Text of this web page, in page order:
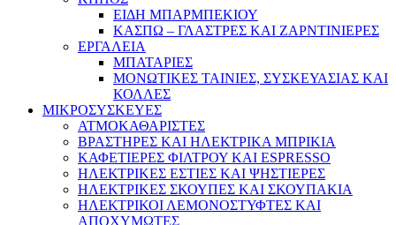
ΕΙΔΗ ΜΠΑΡΜΠΕΚΙΟΥ
ΚΑΣΠΩ – ΓΛΑΣΤΡΕΣ ΚΑΙ ΖΑΡΝΤΙΝΙΕΡΕΣ
ΕΡΓΑΛΕΙΑ
ΜΠΑΤΑΡΙΕΣ
ΜΟΝΩΤΙΚΕΣ ΤΑΙΝΙΕΣ, ΣΥΣΚΕΥΑΣΙΑΣ ΚΑΙ
ΚΟΛΛΕΣ
ΜΙΚΡΟΣΥΣΚΕΥΕΣ
ΑΤΜΟΚΑΘΑΡΙΣΤΕΣ
ΒΡΑΣΤΗΡΕΣ ΚΑΙ ΗΛΕΚΤΡΙΚΑ ΜΠΡΙΚΙΑ
ΚΑΦΕΤΙΕΡΕΣ ΦΙΛΤΡΟΥ ΚΑΙ ESPRESSO
ΗΛΕΚΤΡΙΚΕΣ ΕΣΤΙΕΣ ΚΑΙ ΨΗΣΤΙΕΡΕΣ
ΗΛΕΚΤΡΙΚΕΣ ΣΚΟΥΠΕΣ ΚΑΙ ΣΚΟΥΠΑΚΙΑ
ΗΛΕΚΤΡΙΚΟΙ ΛΕΜΟΝΟΣΤΥΦΤΕΣ ΚΑΙ
ΑΠΟΧΥΜΩΤΕΣ